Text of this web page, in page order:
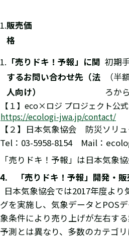
販売価
格
「売りドキ！予報」に関
するお問い合わせ先（法
人向け）
初期
（
ろか
【１】eco×ロジ プロジェクト公
https://ecologi-jwa.jp/contact/
【２】日本気象協会 防災ソリ
Tel：03-5958-8154 Mail：
「売りドキ！予報」は日本気象
4. 「売りドキ！予報」開発・販
日本気象協会では2017年度よ
グを実施し、気象データとPOS
象条件により売り上げが左右す
予測とは異なり、多数のカテゴ